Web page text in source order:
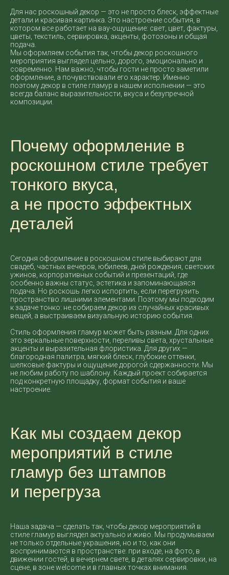
Для нас роскошный декор — это не просто блеск, эффектные
детали и красивая картинка. Это настроение события, в
котором все работает на вау-ощущение: свет, цвет, фактуры,
цветы, текстиль, сервировка, акценты, фотозоны и общая
подача.
Мы оформляем события так, чтобы декор роскошного
мероприятия выглядел цельно, дорого, эмоционально и
современно. Нам важно, чтобы гости не просто заметили
оформление, а почувствовали его характер. Именно
поэтому декор в стиле гламур в нашем исполнении — это
всегда баланс выразительности, вкуса и безупречной
композиции.
Почему оформление в
роскошном стиле требует
тонкого вкуса,
а не просто эффектных
деталей
Сегодня оформление в роскошном стиле выбирают для
свадеб, частных вечеров, юбилеев, дней рождения, светских
ужинов, корпоративных событий и презентаций, где
особенно важны статус, эстетика и запоминающаяся
подача. Но роскошь легко испортить, если перегрузить
пространство лишними элементами. Поэтому мы подходим
к задаче тонко: не собираем декор из случайных красивых
вещей, а выстраиваем визуальную историю события.
Стиль оформления гламур может быть разным. Для одних
это зеркальные поверхности, переливы света, хрустальные
акценты и выразительная флористика. Для других —
благородная палитра, мягкий блеск, глубокие оттенки,
шелковые фактуры и ощущение дорогой сдержанности. Мы
не любим работу по шаблону. Каждый проект собирается
под конкретную площадку, формат события и ваше
настроение.
Как мы создаем декор
мероприятий в стиле
гламур без штампов
и перегруза
Наша задача — сделать так, чтобы декор мероприятий в
стиле гламур выглядел актуально и живо. Мы продумываем
не только отдельные украшения, но и то, как они
воспринимаются в пространстве: при входе, на фото, в
движении гостей, в вечернем свете, в деталях сервировки, на
сцене, в зоне welcome и в главных точках внимания.